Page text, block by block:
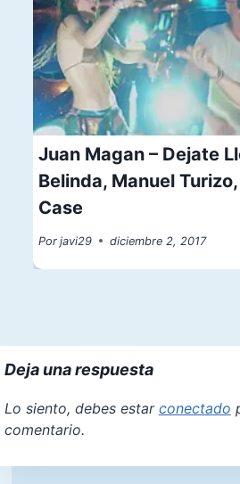
Juan Magan – Dejate
Belinda, Manuel
Case
Por javi29 diciembre 2, 2017
Deja una respuesta
Lo siento, debes estar conectado
comentario.